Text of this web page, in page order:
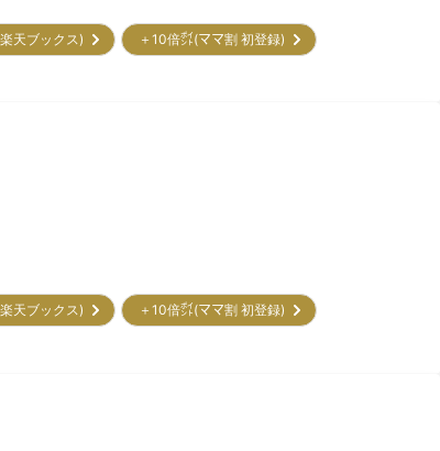
楽天ブックス)
＋10倍㌽(ママ割 初登録)
楽天ブックス)
＋10倍㌽(ママ割 初登録)